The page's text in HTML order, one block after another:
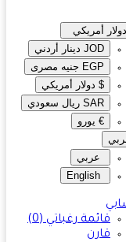
أمريكي
JOD دينار أردني
EGP جنيه مصرى‎
$ دولار أمريكي
SAR ريال سعودي
€ يورو
عربي
English
قائمة رغباتي (0)
قارن